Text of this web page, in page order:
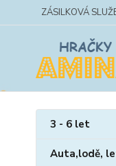
ZÁSILKOVÁ
3 - 6 let
Auta,lodě,